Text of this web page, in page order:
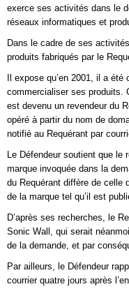
exerce ses activités dans le
réseaux informatiques et
Dans le cadre de ses
produits fabriqués par le
Il expose qu’en 2001, il a
commercialiser ses produits.
est devenu un revendeur du
opéré à partir du nom de
notifié au Requérant par
Le Défendeur soutient que le
marque invoquée dans la
du Requérant diffère de celle
de la marque tel qu’il est
D’après ses recherches, le
Sonic Wall, qui serait
de la demande, et par
Par ailleurs, le Défendeur
courrier quatre jours après